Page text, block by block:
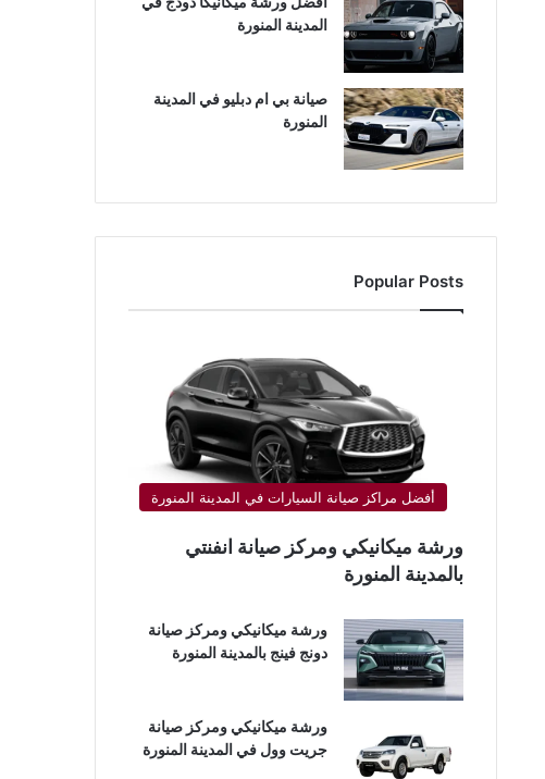
المدينة المنورة
صيانة بي ام دبليو في المدينة
المنورة
Popular Posts
أفضل مراكز صيانة السيارات في المدينة المنورة
ورشة ميكانيكي ومركز صيانة انفنتي
بالمدينة المنورة
ورشة ميكانيكي ومركز صيانة
دونج فينج بالمدينة المنورة
ورشة ميكانيكي ومركز صيانة
جريت وول في المدينة المنورة